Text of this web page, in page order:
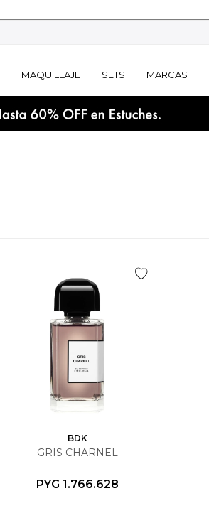
MAQUILLAJE SETS MARCAS
BDK
GRIS CHARNEL
PYG 1.766.628